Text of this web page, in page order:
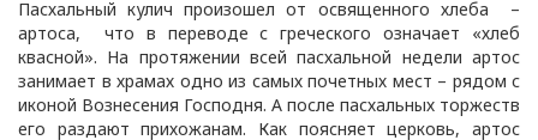
Пасхальный кулич произошел от освященного хлеба –
артоса, что в переводе с греческого означает «хлеб
квасной». На протяжении всей пасхальной недели артос
занимает в храмах одно из самых почетных мест – рядом с
иконой Вознесения Господня. А после пасхальных торжеств
его раздают прихожанам. Как поясняет церковь, артос